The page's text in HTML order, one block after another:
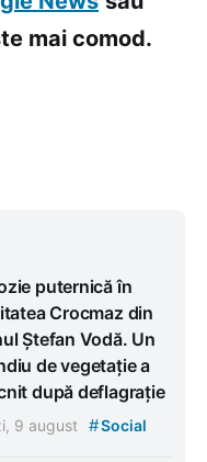
mai comod.
puternică în
Crocmaz din
Ștefan Vodă. Un
de vegetație a
după deflagrație
9 august #Social